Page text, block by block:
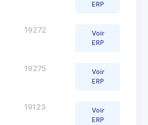
ERP
19272
Voir
ERP
19275
Voir
ERP
19123
Voir
ERP